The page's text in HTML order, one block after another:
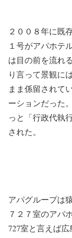
２００８年に既
１号がアパホテ
は目の前を流れ
り言って景観に
まま係留されて
ーションだった
っと「行政代執
された。
アパグループは
７２７室のアパ
727室と言えば